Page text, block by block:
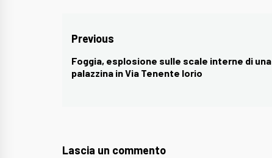
Navigazione
articoli
Previous
Previous
post:
Foggia, esplosione sulle scale interne di una
palazzina in Via Tenente Iorio
Lascia un commento